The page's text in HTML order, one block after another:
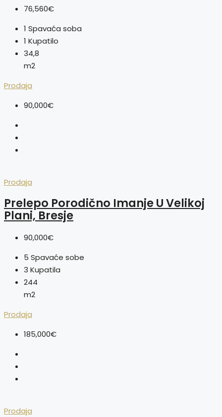
76,560€
1 Spavaća soba
1 Kupatilo
34,8
m2
Prodaja
90,000€
Prodaja
Prelepo Porodično Imanje U Velikoj
Plani, Bresje
90,000€
5 Spavaće sobe
3 Kupatila
244
m2
Prodaja
185,000€
Prodaja